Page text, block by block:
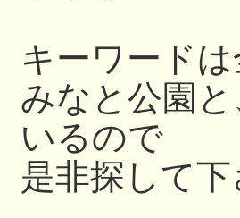
キーワー
みなと公園
いるので
是非探して下